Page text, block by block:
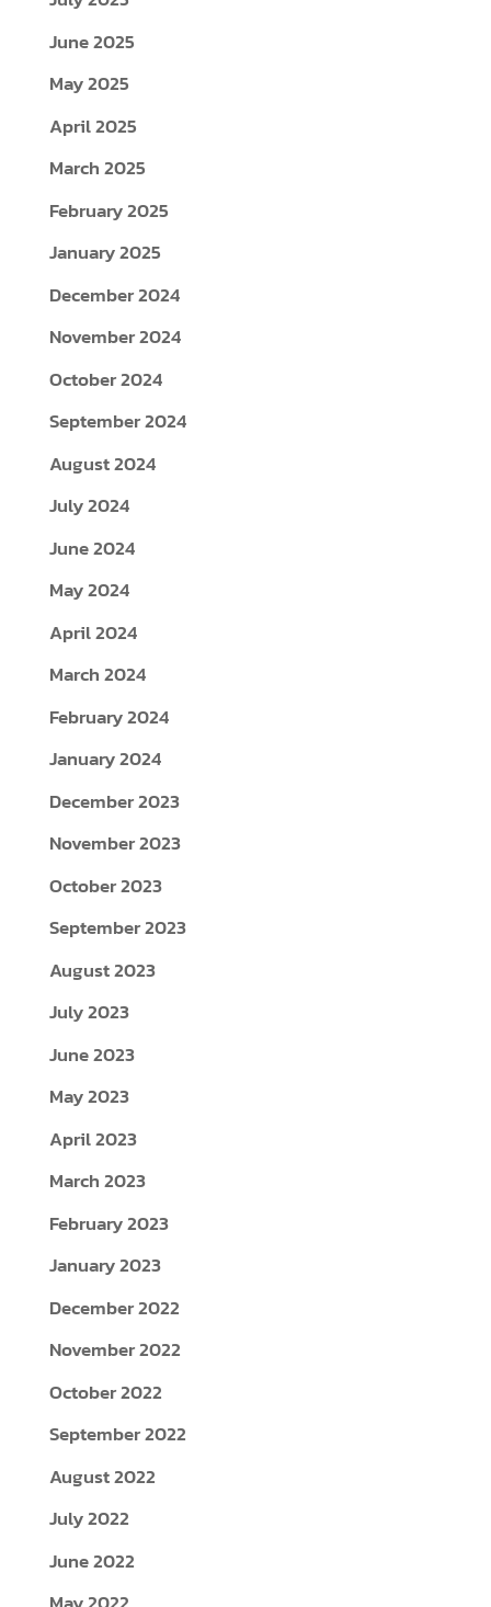
June 2025
May 2025
April 2025
March 2025
February 2025
January 2025
December 2024
November 2024
October 2024
September 2024
August 2024
July 2024
June 2024
May 2024
April 2024
March 2024
February 2024
January 2024
December 2023
November 2023
October 2023
September 2023
August 2023
July 2023
June 2023
May 2023
April 2023
March 2023
February 2023
January 2023
December 2022
November 2022
October 2022
September 2022
August 2022
July 2022
June 2022